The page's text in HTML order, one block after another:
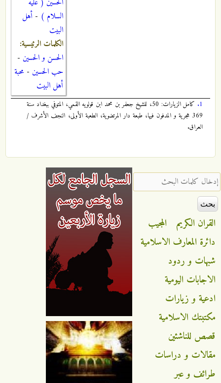
السلام ) - أهل
البيت
الكلمات الرئيسية:
الحسن و الحسين -
حب الحسين - محبة
أهل البيت
1.
كامل الزيارات: 50، للشيخ جعفر بن محمد ابن قولويه القمي، المتوفي ببغداد سنة
369 هجرية و المدفون فيها، طبعة دار المرتضوية، الطعبة الأولى، النجف الأشرف /
العراق.
‏إدخال كلمات البحث ‏
القران الكريم
المجيب
دائرة المعارف الاسلامية
شبهات و ردود
الاجابات اليومية
ادعية و زيارات
مكتبتك الاسلامية
قصص للناشئين
مقالات و دراسات
طرائف و عبر